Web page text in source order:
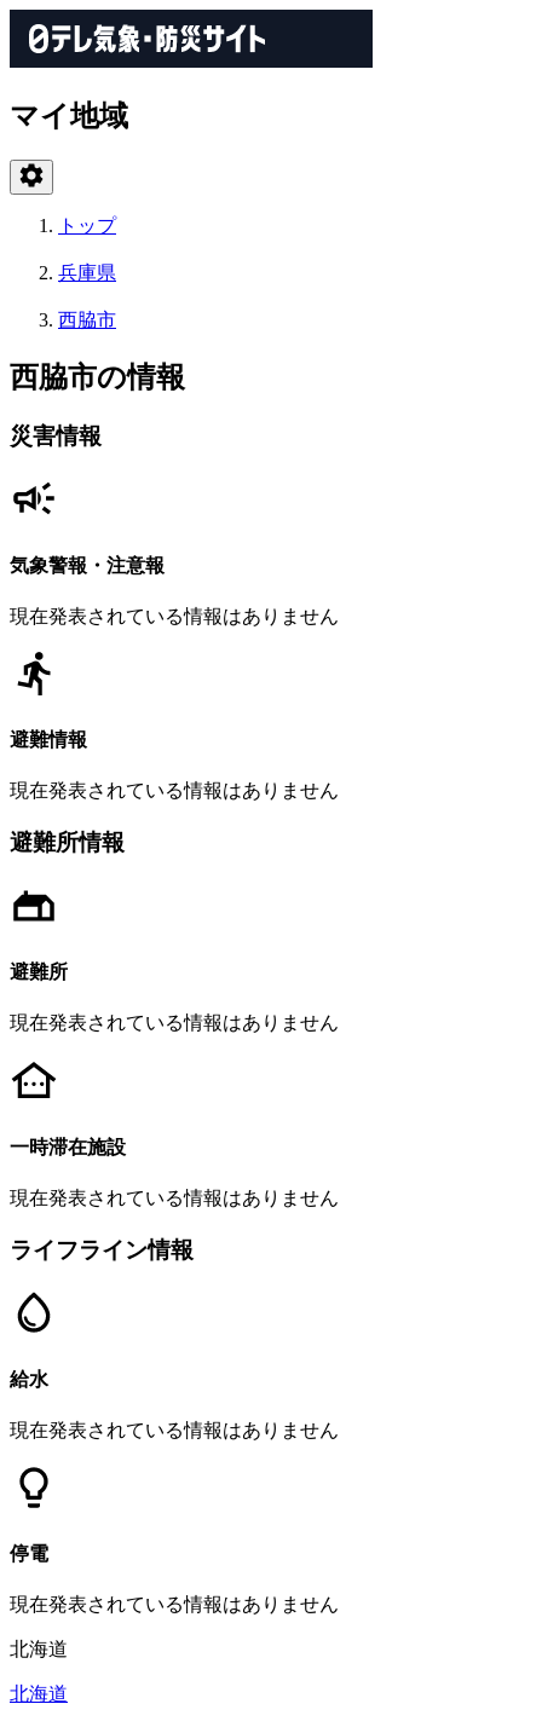
マイ地域
トップ
兵庫県
西脇市
西脇市の情報
災害情報
気象警報・注意報
現在発表されている情報はありません
避難情報
現在発表されている情報はありません
避難所情報
避難所
現在発表されている情報はありません
一時滞在施設
現在発表されている情報はありません
ライフライン情報
給水
現在発表されている情報はありません
停電
現在発表されている情報はありません
北海道
北海道